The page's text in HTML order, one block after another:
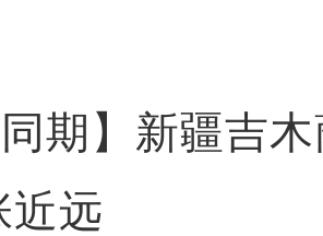
】新疆吉木
近远